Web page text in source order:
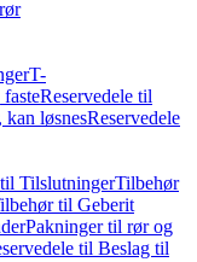
T-
Reservedele til
kan løsnesReservedele
TilslutningerTilbehør
til Geberit
Pakninger til rør og
til Beslag til